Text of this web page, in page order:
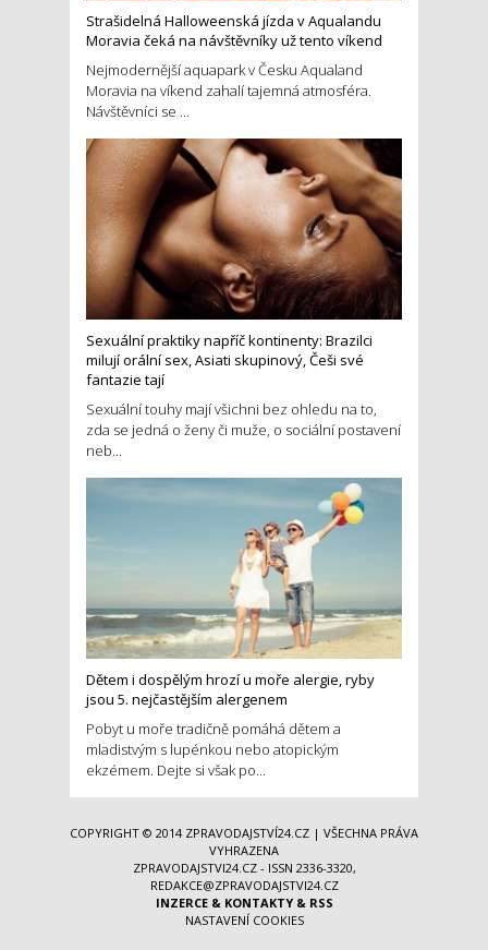
Strašidelná Halloweenská jízda v Aqualandu
Moravia čeká na návštěvníky už tento víkend
Nejmodernější aquapark v Česku Aqualand
Moravia na víkend zahalí tajemná atmosféra.
Návštěvníci se ...
Sexuální praktiky napříč kontinenty: Brazilci
milují orální sex, Asiati skupinový, Češi své
fantazie tají
Sexuální touhy mají všichni bez ohledu na to,
zda se jedná o ženy či muže, o sociální postavení
neb...
Dětem i dospělým hrozí u moře alergie, ryby
jsou 5. nejčastějším alergenem
Pobyt u moře tradičně pomáhá dětem a
mladistvým s lupénkou nebo atopickým
ekzémem. Dejte si však po...
COPYRIGHT © 2014 ZPRAVODAJSTVÍ24.CZ | VŠECHNA PRÁVA
VYHRAZENA
ZPRAVODAJSTVI24.CZ - ISSN 2336-3320,
REDAKCE@ZPRAVODAJSTVI24.CZ
INZERCE& KONTAKTY& RSS
NASTAVENÍ COOKIES